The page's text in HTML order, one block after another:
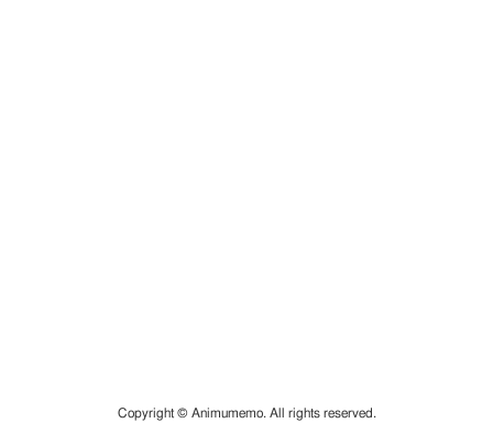
Copyright © Animumemo. All rights reserved.